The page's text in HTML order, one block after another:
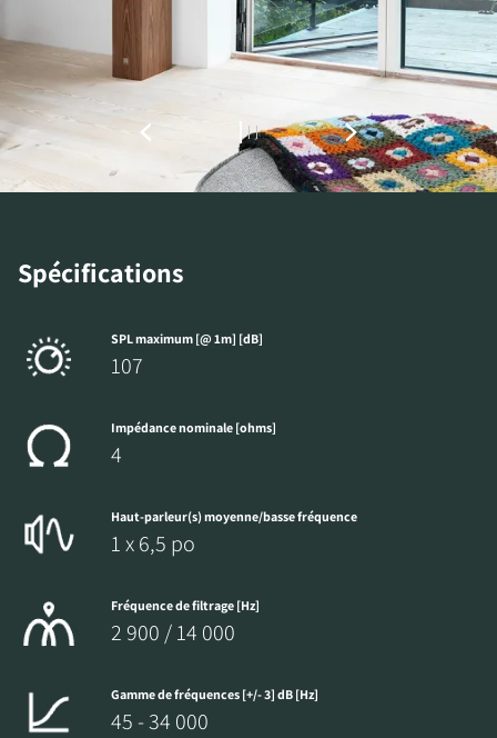
Spécifications
SPL maximum [@ 1m] [dB]
107
Impédance nominale [ohms]
4
Haut-parleur(s) moyenne/basse fréquence
1 x 6,5 po
Fréquence de filtrage [Hz]
2 900 / 14 000
Gamme de fréquences [+/- 3] dB [Hz]
45 - 34 000
ACCÉDER AUX
TÉLÉCHARGEMENTS
Remplissez ce formulaire pour accéder
directement à tous les fichiers en
téléchargement verrouillés de notre site Web.